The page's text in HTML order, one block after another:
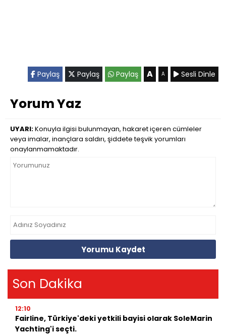
Paylaş Paylaş Paylaş A A Sesli Dinle
Yorum Yaz
UYARI:Konuyla ilgisi bulunmayan, hakaret içeren cümleler
veya imalar, inançlara saldırı, şiddete teşvik yorumları
onaylanmamaktadır.
Yorumu Kaydet
Son Dakika
12:10
Fairline, Türkiye'deki yetkili bayisi olarak SoleMarin
Yachting'i seçti.